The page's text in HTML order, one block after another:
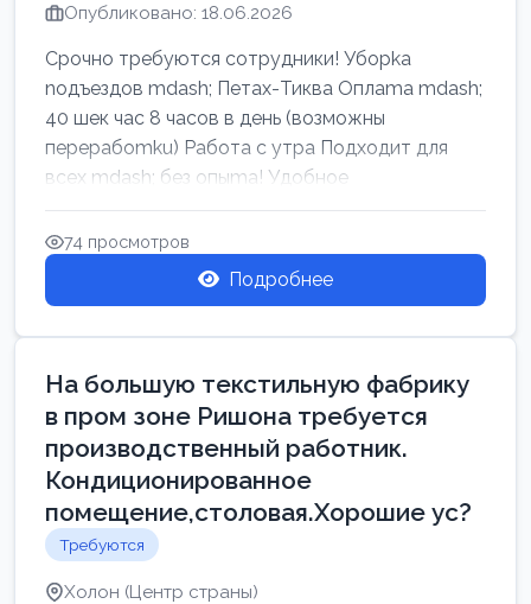
Опубликовано: 18.06.2026
Срочно требуются сотрудники! Убоpkа
noдъездов mdash; Петах-Тиква Оплаma mdash;
40 шек час 8 часов в день (возможны
перерабоmku) Работа с утpa Подходит для
всех mdash; без опыma! Удобное
раcnoложение Н...
74 просмотров
Подробнее
На большую текстильную фабрику
в пром зоне Ришона требуется
производственный работник.
Кондиционированное
помещение,столовая.Хорошие ус?
Требуются
Холон (Центр страны)